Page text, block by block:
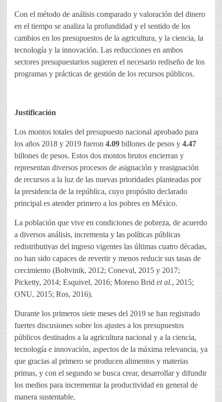
Con el método de análisis comparado y valoración del dinero
en el tiempo se analiza la profundidad y el sentido de los
cambios en los presupuestos de la agricultura, y la ciencia, la
tecnología y la innovación. Las reducciones en ambos
sectores presupuestarios sugieren el necesario rediseño de los
programas y prácticas de gestión de los recursos públicos.
Justificación
Los montos totales del presupuesto nacional aprobado para
los años 2018 y 2019 fueron 4.09 billones de pesos y 4.47
billones de pesos. Estos dos montos brutos encierran y
representan diversos procesos de asignación y reasignación
de recursos a la luz de las nuevas prioridades planteadas por
la presidencia de la república, cuyo propósito declarado
principal es atender primero a los pobres en México.
La población que vive en condiciones de pobreza, de acuerdo
a diversos análisis, incrementa y las políticas públicas
redistributivas del ingreso vigentes las últimas cuatro décadas,
no han sido capaces de revertir y menos reducir sus tasas de
crecimiento (Boltvinik, 2012; Coneval, 2015 y 2017;
Picketty, 2014; Esquivel, 2016; Moreno Brid et al., 2015;
ONU, 2015; Ros, 2016).
Durante los primeros siete meses del 2019 se han registrado
fuertes discusiones sobre los ajustes a los presupuestos
públicos destinados a la agricultura nacional y a la ciencia,
tecnología e innovación, aspectos de la máxima relevancia, ya
que gracias al primero se producen alimentos y materias
primas, y con el segundo se busca crear, desarrollar y difundir
los medios para incrementar la productividad en general de
manera sustentable.